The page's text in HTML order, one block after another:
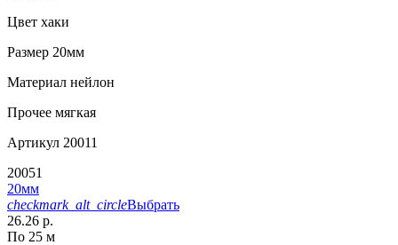
Цвет хаки
Размер 20мм
Материал нейлон
Прочее мягкая
Артикул 20011
20051
20мм
checkmark_alt_circleВыбрать
26.26 р.
По 25 м